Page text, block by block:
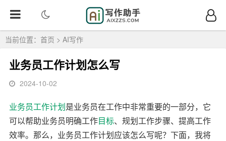
当前位置： 首页 > AI写作
业务员工作计划怎么写
2024-10-02
业务员工作计划是业务员在工作中非常重要的一部分，它
可以帮助业务员明确工作目标、规划工作步骤、提高工作
效率。那么，业务员工作计划应该怎么写呢？下面，我将